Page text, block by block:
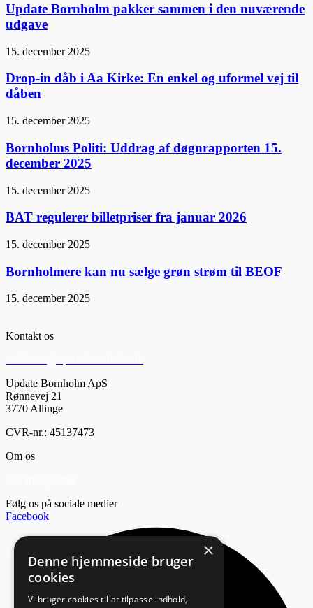
Update Bornholm pakker sammen i den nuværende
udgave
15. december 2025
Drop-in dåb i Aa Kirke: En enkel og uformel vej til
dåben
15. december 2025
Bornholms Politi: Uddrag af døgnrapporten 15.
december 2025
15. december 2025
BAT regulerer billetpriser fra januar 2026
15. december 2025
Bornholmere kan nu sælge grøn strøm til BEOF
15. december 2025
Kontakt os
Update Bornholm ApS
Rønnevej 21
3770 Allinge
CVR-nr.: 45137473
Om os
Følg os på sociale medier
Facebook
×
Denne hjemmeside bruger
cookies
Vi bruger cookies til at tilpasse indhold,